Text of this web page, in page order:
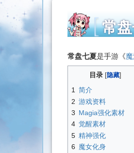
常
跳
转
航
、
搜
索
常盘七夏是手游《
目录
1 简介
2 游戏资料
3 Magia强化素材
4 觉醒素材
5 精神强化
6 魔女化身